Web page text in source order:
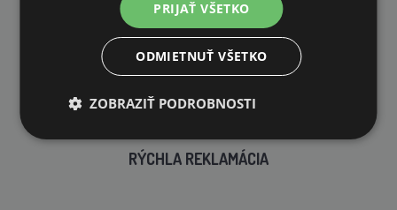
RÝCHLE DODANIE
RÝCHLA REKLAMÁCIA
PRIJAŤ VŠETKO
ODMIETNUŤ VŠETKO
ZOBRAZIŤ PODROBNOSTI